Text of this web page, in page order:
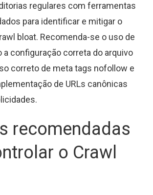
regulares com ferramentas
para identificar e mitigar o
bloat. Recomenda-se o uso de
configuração correta do arquivo
correto de meta tags nofollow e
de URLs canônicas
recomendadas
o Crawl